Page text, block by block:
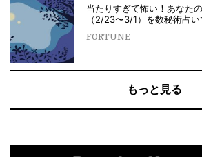
当たりすぎて怖い！あなた
（2/23〜3/1）を数秘術占
FORTUNE
もっと見る